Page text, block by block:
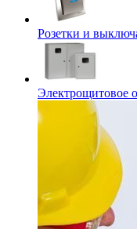
Розетки и
Электрощитовое